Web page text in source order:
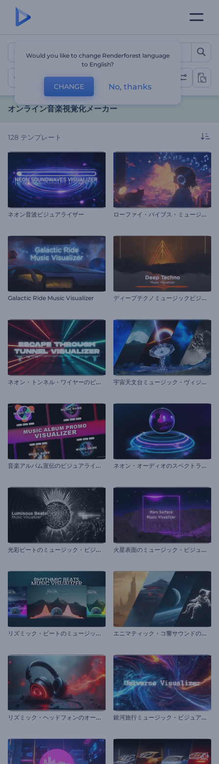
オンライン音楽視覚化メーカ
オーディオスペクトラム
オンライン音楽視覚化メーカー
128 テンプレート
ネオン音波ビジュアライザー ロ
ーファイ・バイブス・ミュージック・ビジュアライザー
Galactic Ride Music Visualizer デ
ィープテクノミュージックビジュアライザー
ネ
オン・トンネル・ワイヤーのビジュアライザー 宇
宙天文台ミュージック・ヴィジュアライザー
音
楽アルバム宣伝のビジュアライザー ネ
オン・オーディオのスペクトラム・ビジュアライザー
光
彩ビートのミュージック・ビジュアライザー 火
星表面のミュージック・ビジュアライザー
リ
ズミック・ビートのミュージック・ビジュアライザー エ
ニマティック・コ響サウンドのビジュアライザー
リ
ズミック・ヘッドフォンのオーディオ・ビジュアライザー 銀
河旅行ミュージック・ビジュアライザー
Would you like to change Renderforest language
to English?
CHANGE No, thanks